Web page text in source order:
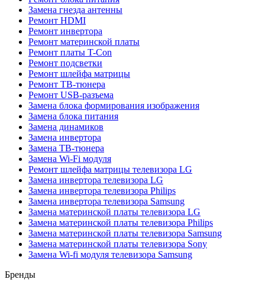
Замена гнезда антенны
Ремонт HDMI
Ремонт инвертора
Ремонт материнской платы
Ремонт платы T-Con
Ремонт подсветки
Ремонт шлейфа матрицы
Ремонт ТВ-тюнера
Ремонт USB-разъема
Замена блока формирования изображения
Замена блока питания
Замена динамиков
Замена инвертора
Замена ТВ-тюнера
Замена Wi-Fi модуля
Ремонт шлейфа матрицы телевизора LG
Замена инвертора телевизора LG
Замена инвертора телевизора Philips
Замена инвертора телевизора Samsung
Замена материнской платы телевизора LG
Замена материнской платы телевизора Philips
Замена материнской платы телевизора Samsung
Замена материнской платы телевизора Sony
Замена Wi-fi модуля телевизора Samsung
Бренды